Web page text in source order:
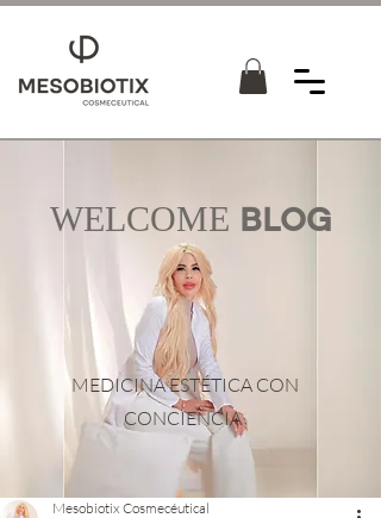
WELCOME BLOG
MEDICINA ESTÉTICA CON
CONCIENCIA
Mesobiotix Cosmecéutical